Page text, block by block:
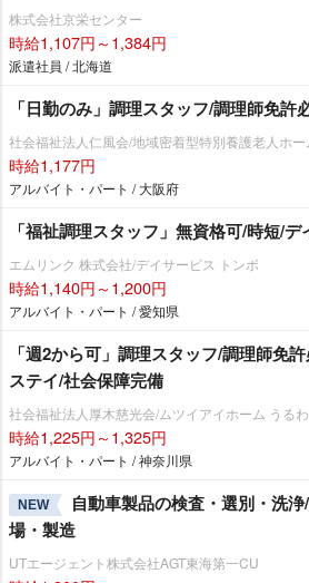
株式会社京栄センター
時給1,107円～1,384円
派遣社員 / 北海道
「日勤のみ」調理スタッフ/調理師免許
社会福祉法人仁風会/地域密着型特別養護老人ホー
時給1,177円
アルバイト・パート / 大阪府
「福祉調理スタッフ」無資格可/時短/デ
エムリンク 株式会社/デイサービス トンボ
時給1,140円～1,200円
アルバイト・パート / 愛知県
「週2から可」調理スタッフ/調理師免
ステイ/社会保障完備
社会福祉法人厚木慈光会/ムツイアイホーム うる
時給1,225円～1,325円
アルバイト・パート / 神奈川県
NEW
自動車製品の検査・選別・洗
場・製造
UTエージェント株式会社AGT東海第一CU